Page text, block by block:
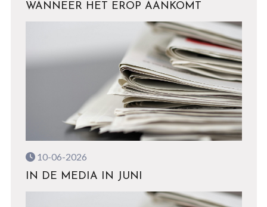
WANNEER HET EROP AANKOMT
10-06-2026
IN DE MEDIA IN JUNI